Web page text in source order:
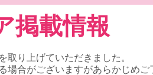
掲載情報
取り上げていただきました。
合がございますがあらかじめご